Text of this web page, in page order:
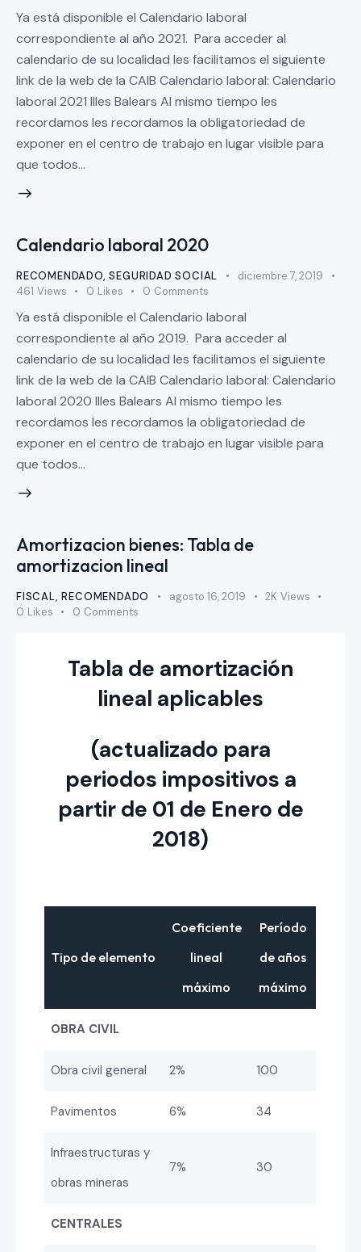
Ya está disponible el Calendario laboral
correspondiente al año 2021. Para acceder al
calendario de su localidad les facilitamos el siguiente
link de la web de la CAIB Calendario laboral: Calendario
laboral 2021 Illes Balears Al mismo tiempo les
recordamos les recordamos la obligatoriedad de
exponer en el centro de trabajo en lugar visible para
que todos…
Calendario laboral 2020
RECOMENDADO,SEGURIDAD SOCIAL
diciembre 7, 2019
461 Views 0 Likes 0 Comments
Ya está disponible el Calendario laboral
correspondiente al año 2019. Para acceder al
calendario de su localidad les facilitamos el siguiente
link de la web de la CAIB Calendario laboral: Calendario
laboral 2020 Illes Balears Al mismo tiempo les
recordamos les recordamos la obligatoriedad de
exponer en el centro de trabajo en lugar visible para
que todos…
Amortizacion bienes: Tabla de
amortizacion lineal
FISCAL,RECOMENDADO agosto 16, 2019 2K Views
0 Likes 0 Comments
Tabla de amortización
lineal aplicables
(actualizado para
periodos impositivos a
partir de 01 de Enero de
2018)
Tipo de elemento
Coeficiente
lineal
máximo
Período
de años
máximo
OBRA CIVIL
Obra civil general 2% 100
Pavimentos 6% 34
Infraestructuras y
obras mineras
7% 30
CENTRALES